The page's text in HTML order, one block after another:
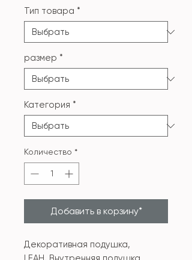
Тип товара *
размер *
Категория *
Количество *
Добавить в корзину*
Декоративная подушка,